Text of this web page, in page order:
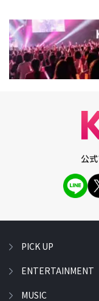
公
PICK UP
ENTERTAINMENT
MUSIC